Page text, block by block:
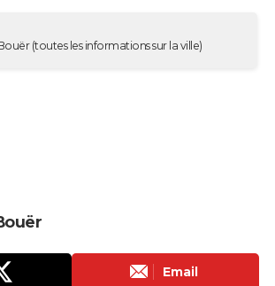
(toutes les informations sur la ville)
Email